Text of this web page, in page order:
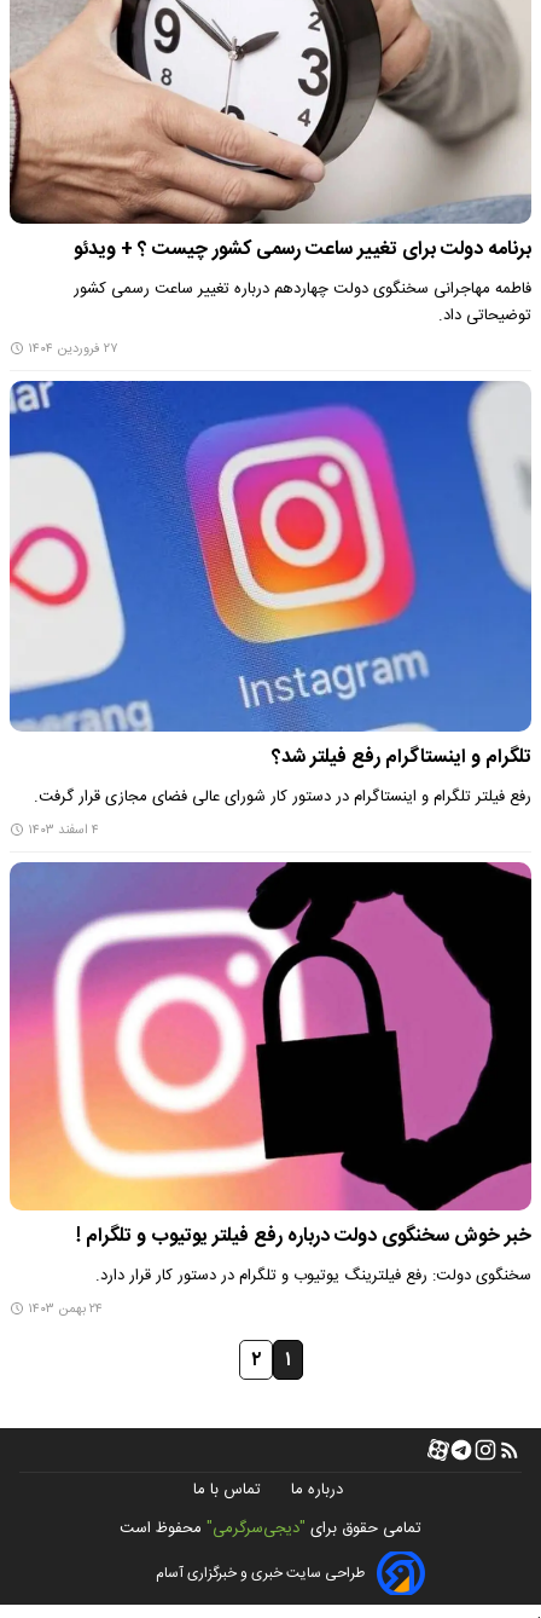
برنامه دولت برای تغییر ساعت رسمی کشور چیست ؟ + ویدئو
فاطمه مهاجرانی سخنگوی دولت چهاردهم درباره تغییر ساعت رسمی کشور
توضیحاتی داد.
۲۷ فروردین ۱۴۰۴
تلگرام و اینستاگرام رفع فیلتر شد؟
رفع فیلتر تلگرام و اینستاگرام در دستور کار شورای عالی فضای مجازی قرار گرفت.
۴ اسفند ۱۴۰۳
خبر خوش سخنگوی دولت درباره رفع فیلتر یوتیوب و تلگرام !
سخنگوی دولت: رفع فیلترینگ یوتیوب و تلگرام در دستور کار قرار دارد.
۲۴ بهمن ۱۴۰۳
۱ ۲
درباره ما
تماس با ما
تمامی حقوق برای "دیجی‌سرگرمی" محفوظ است
طراحی سایت خبری و خبرگزاری آسام